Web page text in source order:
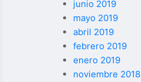
junio 2019
mayo 2019
abril 2019
febrero 2019
enero 2019
noviembre 2018